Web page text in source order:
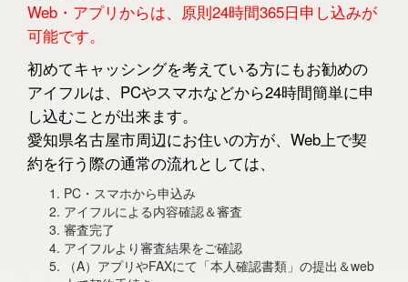
Web・アプリからは、原則24時間365日申し込みが
可能です。
初めてキャッシングを考えている方にもお勧めの
アイフルは、PCやスマホなどから24時間簡単に申
し込むことが出来ます。
愛知県名古屋市周辺にお住いの方が、Web上で契
約を行う際の通常の流れとしては、
PC・スマホから申込み
アイフルによる内容確認＆審査
審査完了
アイフルより審査結果をご確認
（A）アプリやFAXにて「本人確認書類」の提出＆web